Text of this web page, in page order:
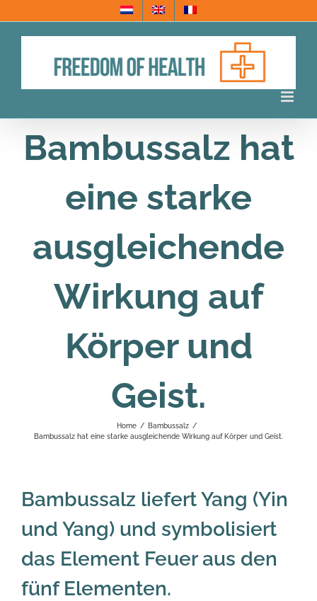
to
Bambussalz hat
eine starke
ausgleichende
Wirkung auf
Körper und
Geist.
Home / Bambussalz /
Bambussalz hat eine starke ausgleichende Wirkung auf Körper und Geist.
Bambussalz liefert Yang (Yin
und Yang) und symbolisiert
das Element Feuer aus den
fünf Elementen.